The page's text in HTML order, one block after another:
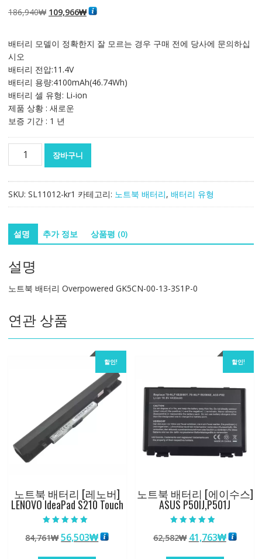
186,940₩ 원
격:
109,966₩현
격:
배터리 모델이 정확한지 잘 모르는 경우 구매 전에 당사에 문의하십
시오
배터리 전압:11.4V
배터리 용량:4100mAh(46.74Wh)
배터리 셀 유형: Li-ion
제품 상황 : 새로운
보증 기간 : 1 년
터
Overpowered
GK5CN-
13-
3S1P-
0
량
장바구니
SKU: SL11012-kr1 카테고리: 노트북 배터리, 배터리 유형
설명 추가 정보 상품평 (0)
설명
노트북 배터리 Overpowered GK5CN-00-13-3S1P-0
연관 상품
할인!
노트북 배터리 [레노버]
LENOVO IdeaPad S210 Touch
5.00
로 평가됨
84,761₩원
56,503₩현
할인!
노트북 배터리 [에이수스]
ASUS P50IJ,P501J
4.50
로 평가됨
62,582₩ 원
41,763₩현